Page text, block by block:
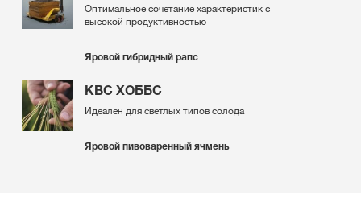
Оптимальное сочетание характеристик с
высокой продуктивностью
Яровой гибридный рапс
KBC ХОББС
Идеален для светлых типов солода
Яровой пивоваренный ячмень